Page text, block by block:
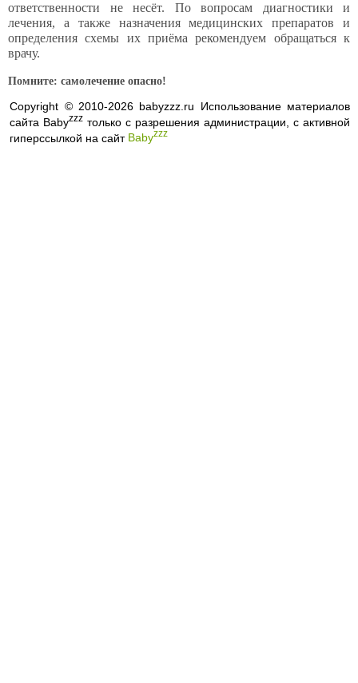
ответственности не несёт. По вопросам диагностики и
лечения, а также назначения медицинских препаратов и
определения схемы их приёма рекомендуем обращаться к
врачу.
Помните: самолечение опасно!
Copyright © 2010-2026 babyzzz.ru Использование материалов
сайта Babyzzz только с разрешения администрации, с активной
гиперссылкой на сайт Babyzzz